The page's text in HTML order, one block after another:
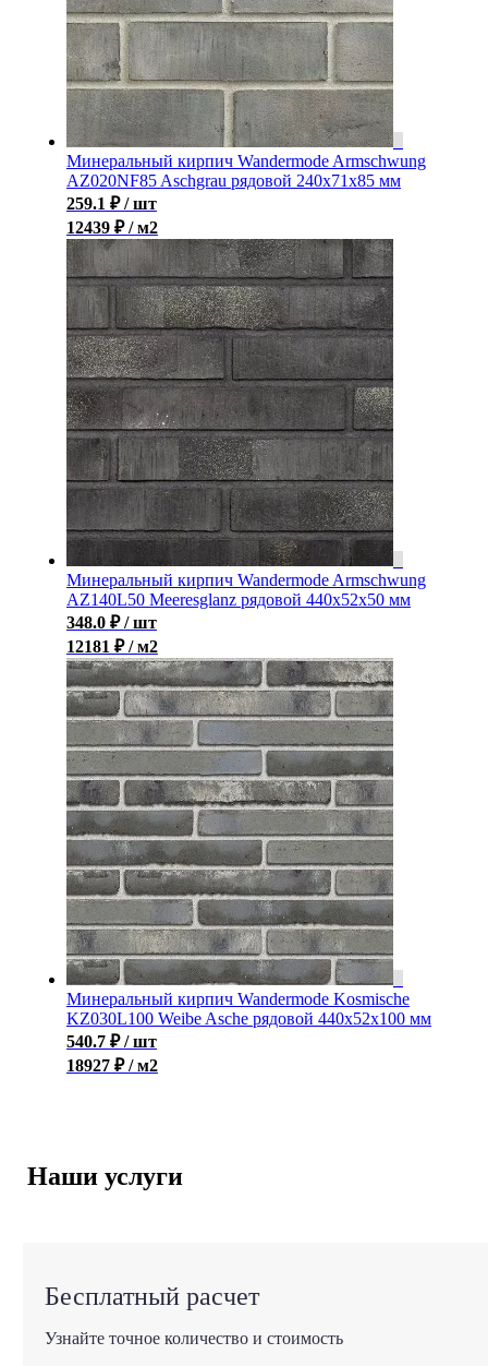
Минеральный кирпич Wandermode Armschwung
AZ020NF85 Aschgrau рядовой 240x71x85 мм
259.1 ₽ / шт
12439 ₽ / м2
Минеральный кирпич Wandermode Armschwung
AZ140L50 Meeresglanz рядовой 440x52x50 мм
348.0 ₽ / шт
12181 ₽ / м2
Минеральный кирпич Wandermode Kosmische
KZ030L100 Weibe Asche рядовой 440x52x100 мм
540.7 ₽ / шт
18927 ₽ / м2
Наши услуги
Бесплатный расчет
Узнайте точное количество и стоимость